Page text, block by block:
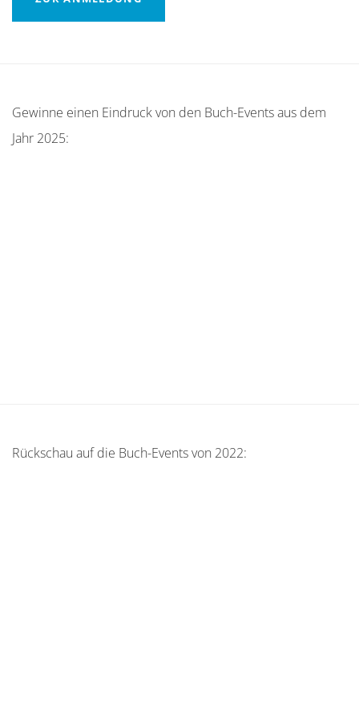
Gewinne einen Eindruck von den Buch-Events aus dem
Jahr 2025:
Rückschau auf die Buch-Events von 2022: